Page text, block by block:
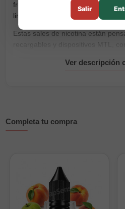
fresco, ácido y refrescante para
limpia y con carácter.
Estas sales de nicotina están
recargables y dispositivos MTL,
Una opción ideal para quienes
Formato 10ml.
Recomendado para pods y
Perfil cítrico, fresco y refrescante.
Completa tu compra
Salir